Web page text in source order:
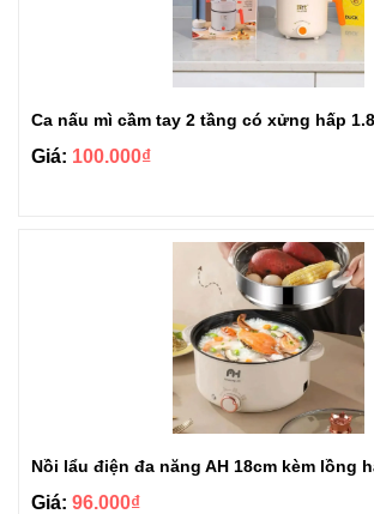
Ca nấu mì cầm tay 2 tầng có xửng hấp
Giá: 100.000₫
Nồi lẩu điện đa năng AH 18cm kèm lồng
Giá: 96.000₫